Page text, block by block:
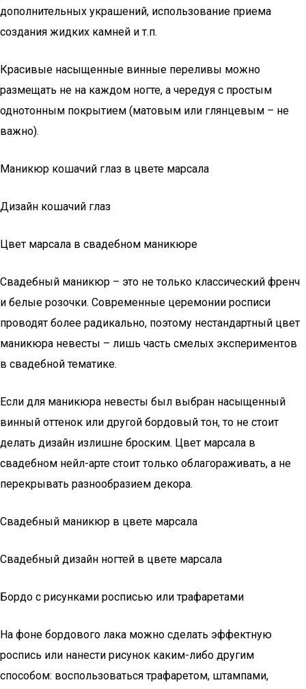
дополнительных украшений, использование приема
создания жидких камней и т.п.
Красивые насыщенные винные переливы можно
размещать не на каждом ногте, а чередуя с простым
однотонным покрытием (матовым или глянцевым – не
важно).
Маникюр кошачий глаз в цвете марсала
Дизайн кошачий глаз
Цвет марсала в свадебном маникюре
Свадебный маникюр – это не только классический френч
и белые розочки. Современные церемонии росписи
проводят более радикально, поэтому нестандартный цвет
маникюра невесты – лишь часть смелых экспериментов
в свадебной тематике.
Если для маникюра невесты был выбран насыщенный
винный оттенок или другой бордовый тон, то не стоит
делать дизайн излишне броским. Цвет марсала в
свадебном нейл-арте стоит только облагораживать, а не
перекрывать разнообразием декора.
Свадебный маникюр в цвете марсала
Свадебный дизайн ногтей в цвете марсала
Бордо с рисунками росписью или трафаретами
На фоне бордового лака можно сделать эффектную
роспись или нанести рисунок каким-либо другим
способом: воспользоваться трафаретом, штампами,